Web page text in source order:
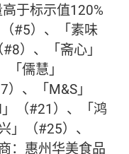
于标示值120%
（#5）、「素味
）、「斋心」
儒慧」
、「M&S」
」（#21）、「鸿
」（#25）、
：惠州华美食品